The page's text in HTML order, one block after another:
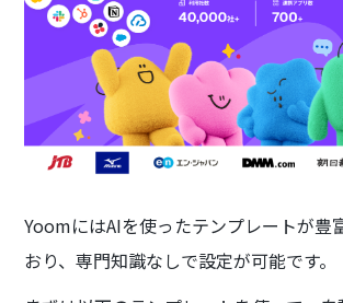
YoomにはAIを使ったテンプレートが豊
おり、専門知識なしで設定が可能です。